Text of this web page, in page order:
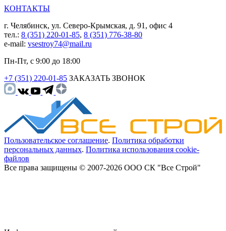
КОНТАКТЫ
г. Челябинск, ул. Северо-Крымская, д. 91, офис 4
тел.: 8 (351) 220-01-85, 8 (351) 776-38-80
e-mail: vsestroy74@mail.ru
Пн-Пт, с 9:00 до 18:00
+7 (351) 220-01-85 ЗАКАЗАТЬ ЗВОНОК
Пользовательское соглашение. Политика обработки
персональных данных. Политика использования cookie-
файлов
Все права защищены © 2007-2026 ООО СК "Все Строй"